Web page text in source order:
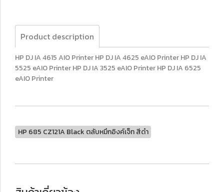
Product description
HP DJ IA 4615 AIO Printer HP DJ IA 4625 eAIO Printer HP DJ IA
5525 eAIO Printer HP DJ IA 3525 eAIO Printer HP DJ IA 6525
eAIO Printer
HP 685 CZ121A Black ตลับหมึกอิงค์เจ็ท สีดำ